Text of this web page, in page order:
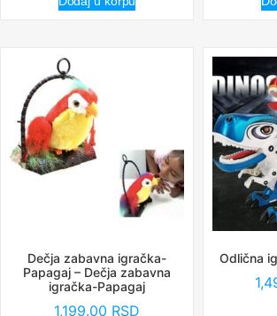
Dečja zabavna igračka-
Papagaj – Dečja zabavna
igračka-Papagaj
1,199.00 RSD
Odlična